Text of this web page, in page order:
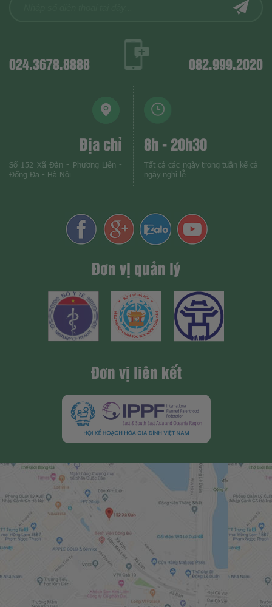
024.3678.8888 082.999.2020
Địa chỉ
Số 152 Xã Đàn - Phương Liên -
Đống Đa - Hà Nội
8h - 20h30
Tất cả các ngày trong tuần kể cả
ngày nghỉ lễ
Đơn vị quản lý
Đơn vị liên kết